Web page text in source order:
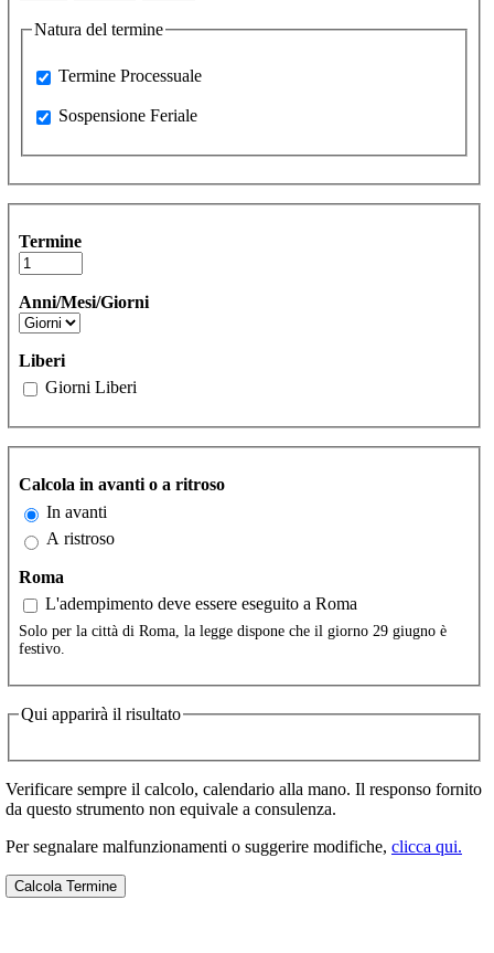
Natura del termine
Processuale
Termine Processuale
Sospensione Feriale
Sospensione Feriale
Termine
Anni/Mesi/Giorni
Liberi
Giorni Liberi
Calcola in avanti o a ritroso
In avanti
A ristroso
Roma
L'adempimento deve essere eseguito a Roma
Solo per la città di Roma, la legge dispone che il giorno 29 giugno è
festivo.
Qui apparirà il risultato
Verificare sempre il calcolo, calendario alla mano. Il responso fornito
da questo strumento non equivale a consulenza.
Per segnalare malfunzionamenti o suggerire modifiche, clicca qui.